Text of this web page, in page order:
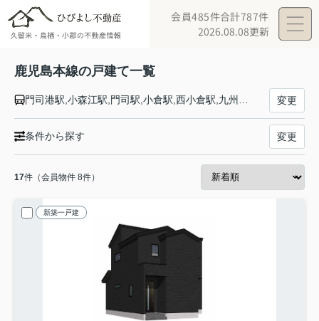
会員485件合計787件
2026.08.08更新
鹿児島本線の戸建て一覧
門司港駅,小森江駅,門司駅,小倉駅,西小倉駅,九州工大前駅,戸畑駅,枝光駅,スペースワールド駅,八幡駅,黒崎駅,陣原駅,折尾駅,水巻駅,遠賀川駅,海老津駅,教育大前駅,赤間駅,東郷駅,東福間駅,福間駅,千鳥駅,古賀駅,ししぶ駅,新宮中央駅,福工大前駅,九産大前駅,香椎駅,千早駅,箱崎駅,吉塚駅,博多駅,竹下駅,笹原駅,南福岡駅,春日駅,大野城駅,水城駅,都府楼南駅,二日市駅,天拝山駅,原田駅,けやき台駅,基山駅,弥生が丘駅,田代駅,鳥栖駅,肥前旭駅,久留米駅,荒木駅,西牟田駅,羽犬塚駅,筑後船小屋駅,瀬高駅,南瀬高駅,渡瀬駅,吉野駅,銀水駅,大牟田駅,荒尾駅,南荒尾駅,長洲駅,大野下駅,玉名駅,肥後伊倉駅,木葉駅,田原坂駅,植木駅,西里駅,崇城大学前駅,上熊本駅,熊本駅,西熊本駅,川尻駅,富合駅,宇土駅,松橋駅,小川駅,有佐駅,千丁駅,新八代駅,八代駅,川内駅,隈之城駅,木場茶屋駅,串木野駅,神村学園前駅,市来駅,湯之元駅,東市来駅,伊集院駅,薩摩松元駅,上伊集院駅,広木駅,鹿児島中央駅,鹿児島駅 変更
条件から探す 変更
17件（会員物件 8件）
新築一戸建